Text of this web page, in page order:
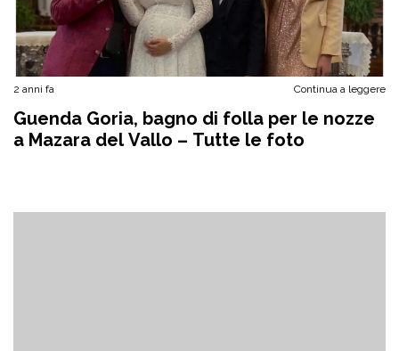
2 anni fa Continua a leggere
Guenda Goria, bagno di folla per le nozze
a Mazara del Vallo – Tutte le foto